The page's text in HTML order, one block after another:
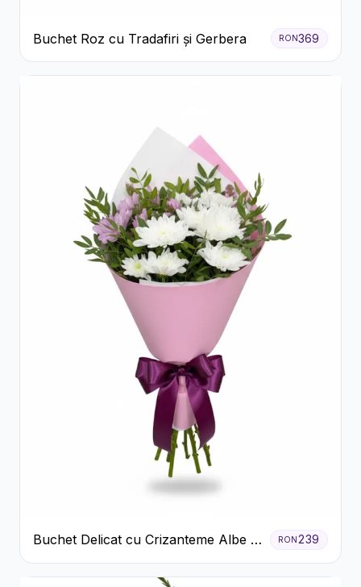
Buchet Roz cu Tradafiri și Gerbera RON369
Buchet Delicat cu Crizanteme Albe și
Mov
RON239